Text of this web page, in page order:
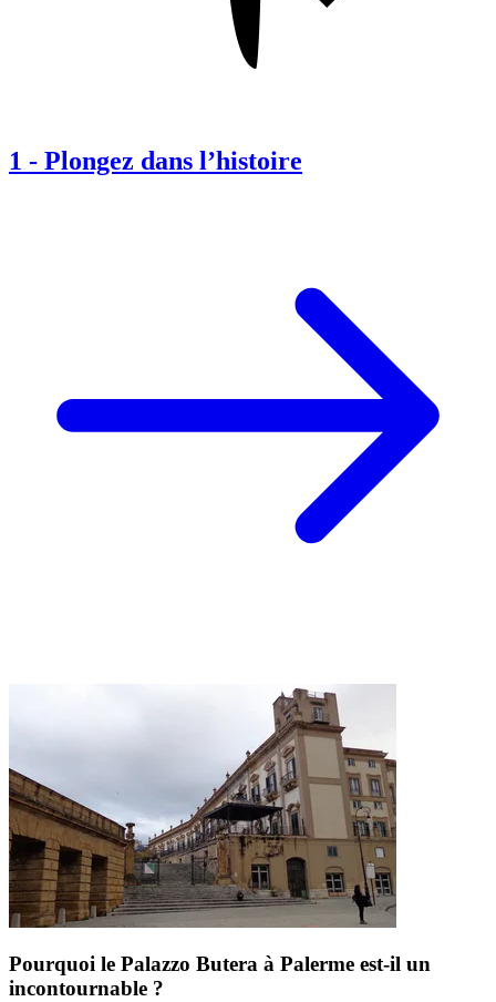
1 - Plongez dans l’histoire
Pourquoi le Palazzo Butera à Palerme est-il un
incontournable ?